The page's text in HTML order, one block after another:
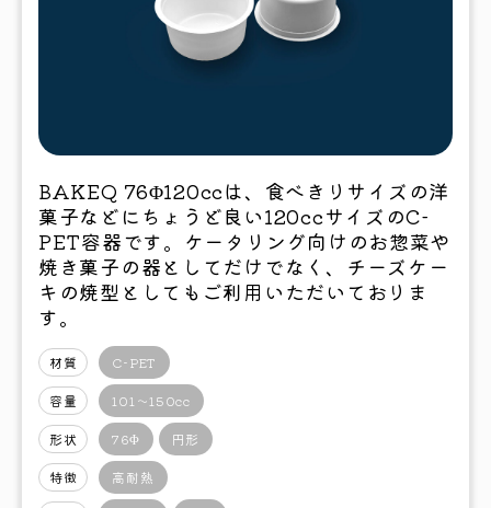
BAKEQ 76Φ120ccは、食べきりサイズの洋
菓子などにちょうど良い120ccサイズのC-
PET容器です。ケータリング向けのお惣菜や
焼き菓子の器としてだけでなく、チーズケー
キの焼型としてもご利用いただいておりま
す。
材質 C-PET
容量 101〜150cc
形状 76Φ 円形
特徴 高耐熱